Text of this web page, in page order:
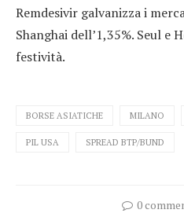
Remdesivir galvanizza i
Shanghai dell’1,35%. Seul e
festività.
BORSE ASIATICHE MILANO
PIL USA SPREAD BTP/BUND
0